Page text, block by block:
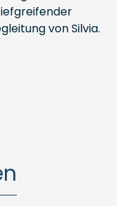
von Silvia.